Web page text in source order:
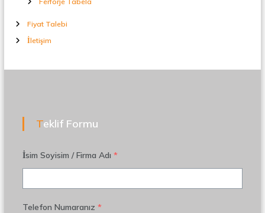
Fiyat Talebi
İletişim
Teklif Formu
İsim Soyisim / Firma Adı *
Telefon Numaranız *